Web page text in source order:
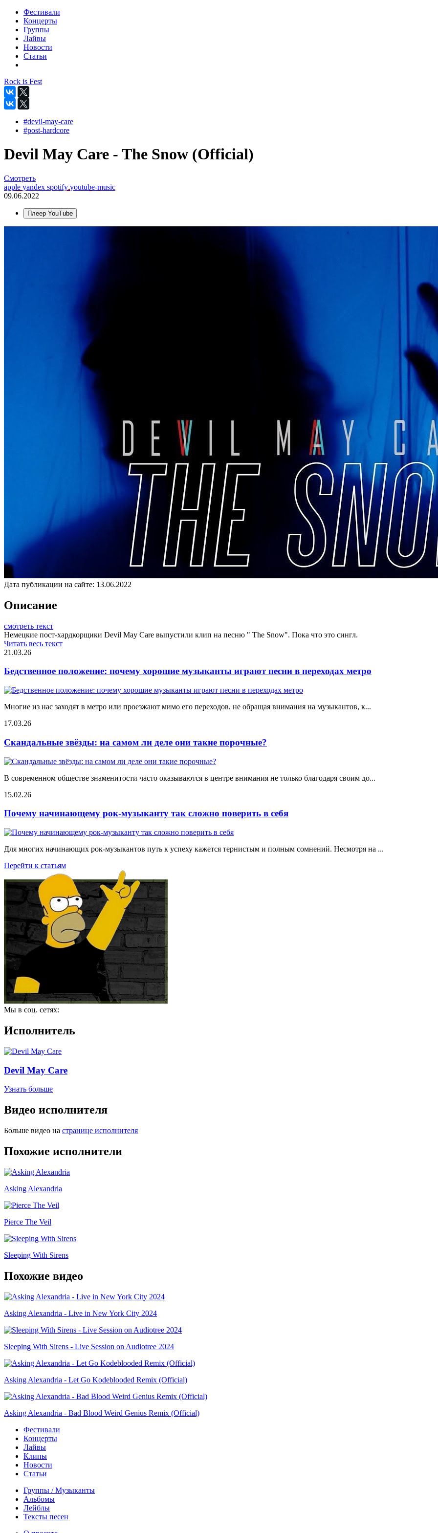
Фестивали
Концерты
Группы
Лайвы
Новости
Статьи
Rock is Fest
#devil-may-care
#post-hardcore
Devil May Care - The Snow (Official)
Смотреть
apple yandex spotifyyoutube-music
09.06.2022
Плеер YouTube
Дата публикации на сайте: 13.06.2022
Описание
смотреть текст
Немецкие пост-хардкорщики Devil May Care выпустили клип на песню " The Snow". Пока что это сингл.
Читать весь текст
21.03.26
Бедственное положение: почему хорошие музыканты играют песни в переходах метро
Многие из нас заходят в метро или проезжают мимо его переходов, не обращая внимания на музыкантов, к...
17.03.26
Скандальные звёзды: на самом ли деле они такие порочные?
В современном обществе знаменитости часто оказываются в центре внимания не только благодаря своим до...
15.02.26
Почему начинающему рок-музыканту так сложно поверить в себя
Для многих начинающих рок-музыкантов путь к успеху кажется тернистым и полным сомнений. Несмотря на ...
Перейти к статьям
Мы в соц. сетях:
Исполнитель
Devil May Care
Узнать больше
Видео исполнителя
Больше видео на странице исполнителя
Похожие исполнители
Asking Alexandria
Pierce The Veil
Sleeping With Sirens
Похожие видео
Asking Alexandria - Live in New York City 2024
Sleeping With Sirens - Live Session on Audiotree 2024
Asking Alexandria - Let Go Kodeblooded Remix (Official)
Asking Alexandria - Bad Blood Weird Genius Remix (Official)
Фестивали
Концерты
Лайвы
Клипы
Новости
Статьи
Группы / Музыканты
Альбомы
Лейблы
Тексты песен